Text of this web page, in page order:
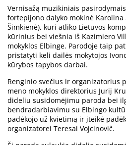
Vernisažą muzikiniais
fortepijono dalyko mokinė Karolina
Šimkienė), kuri atliko Lietuvos
kūrinius bei viešnia iš Kazimiero
mokyklos Elbinge. Parodoje taip
pristatyti keli dailės mokytojos
kūrybos tapybos darbai.
Renginio svečius ir organizatorius
meno mokyklos direktorius Jurij
dideliu susidomėjimu paroda bei
bendradarbiavimu su Elbingo
padėkojo už kvietimą ir įteikė
organizatorei Teresai Vojcinovič.